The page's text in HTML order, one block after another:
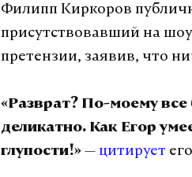
Филипп Киркоров
присутствовавший на
претензии, заявив, что
«Разврат? По-моему
деликатно. Как Егор
глупости!» — цитирует